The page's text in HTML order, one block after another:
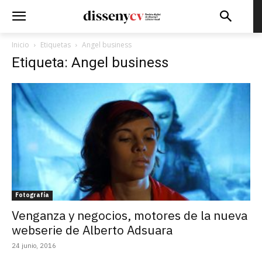
Inicio Etiquetas Angel business
Etiqueta: Angel business
Fotografía
Venganza y negocios, motores de la nueva
webserie de Alberto Adsuara
24 junio, 2016